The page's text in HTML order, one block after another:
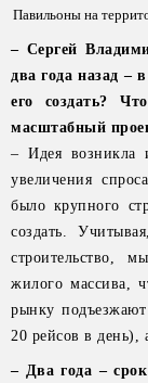
Павильоны на
– Сергей
два года назад –
его создать?
масштабный
– Идея возникла
увеличения
было крупного
создать.
строительство,
жилого массива,
рынку
20 рейсов в день),
– Два года –